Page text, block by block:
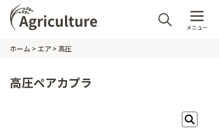
メニュー
ホーム エア 高圧
高圧ペアカプラ